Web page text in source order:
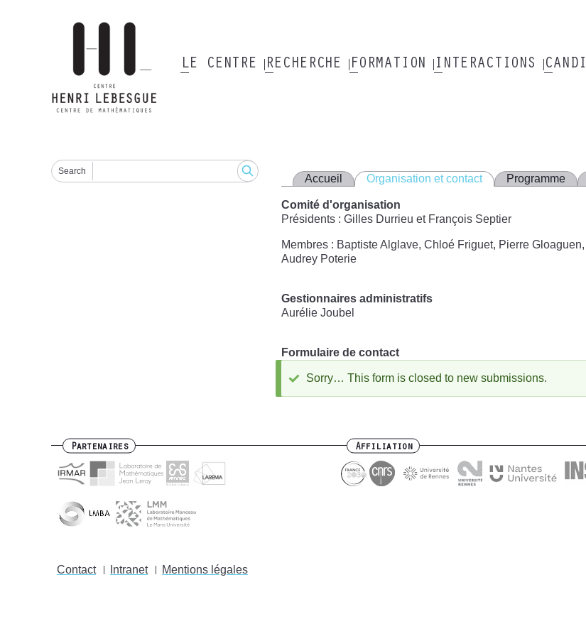
Main
LE CENTRE RECHERCHE FORMATION INTERACTIONS
Search
Accueil Organisation et contact Programme
Comité d'organisation
Présidents : Gilles Durrieu et François Septier
Membres : Baptiste Alglave, Chloé Friguet, Pierre
Audrey Poterie
Gestionnaires administratifs
Aurélie Joubel
Formulaire de contact
Message
Sorry… This form is closed to new submissions.
Partenaires Affiliation
Footer
Contact Intranet Mentions légales